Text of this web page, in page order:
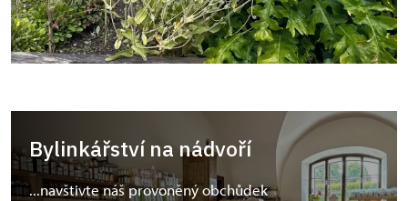
Bylinkářství na nádvoří
...navštivte náš provoněný obchůdek